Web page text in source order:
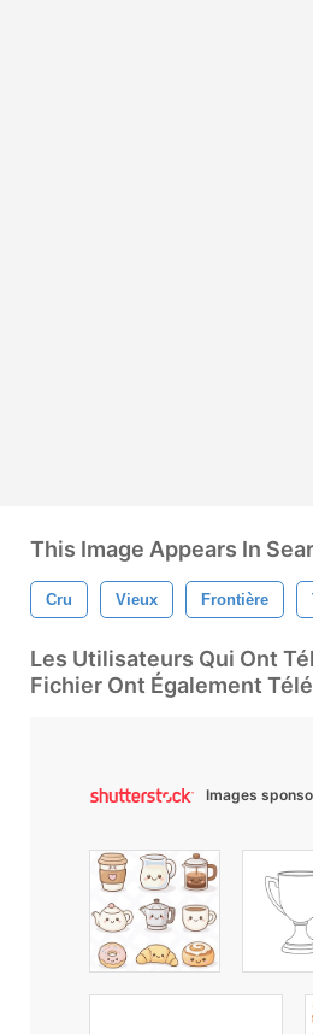
This Image Appears In
Cru Vieux Frontière
Les Utilisateurs Qui Ont
Fichier Ont Également
Images